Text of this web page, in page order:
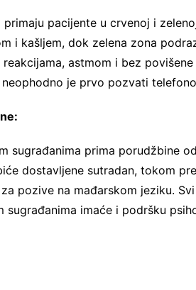
pacijente u crvenoj i
i kašljem, dok zelena zona
astmom i bez
je prvo pozvati
sugrađanima prima porudžbine
dostavljene sutradan, tokom
pozive na mađarskom jeziku.
sugrađanima imaće i podršku